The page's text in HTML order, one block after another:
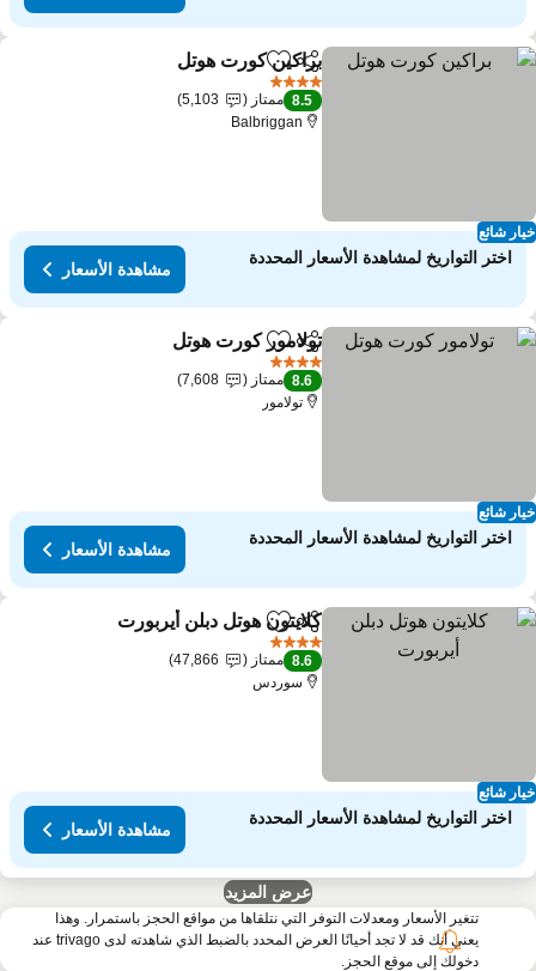
شائع
مشاركةAdd to favorites
براكين كورت هوتل
8.5 ممتاز
5,103
Balbriggan
اختر التواريخ لمشاهدة الأسعار المحددة
مشاهدة الأسعار
شائع
مشاركةAdd to favorites
تولامور كورت هوتل
8.6 ممتاز
7,608
تولامور
اختر التواريخ لمشاهدة الأسعار المحددة
مشاهدة الأسعار
شائع
مشاركةAdd to favorites
كلايتون هوتل دبلن أيربورت
8.6 ممتاز
47,866
سوردس
اختر التواريخ لمشاهدة الأسعار المحددة
مشاهدة الأسعار
عرض المزيد
تتغير الأسعار ومعدلات التوفر التي نتلقاها من مواقع الحجز باستمرار. وهذا
يعني أنك قد لا تجد أحيانًا العرض المحدد بالضبط الذي شاهدته لدى trivago عند
دخولك إلى موقع الحجز.